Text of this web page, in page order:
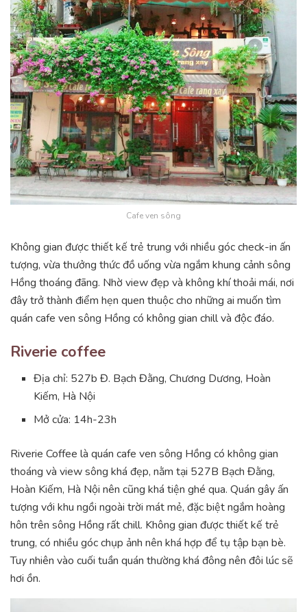
Cafe ven sông
Không gian được thiết kế trẻ trung với nhiều góc check-in ấn
tượng, vừa thưởng thức đồ uống vừa ngắm khung cảnh sông
Hồng thoáng đãng. Nhờ view đẹp và không khí thoải mái, nơi
đây trở thành điểm hẹn quen thuộc cho những ai muốn tìm
quán cafe ven sông Hồng có không gian chill và độc đáo.
Riverie coffee
Địa chỉ: 527b Đ. Bạch Đằng, Chương Dương, Hoàn
Kiếm, Hà Nội
Mở cửa: 14h-23h
Riverie Coffee là quán cafe ven sông Hồng có không gian
thoáng và view sông khá đẹp, nằm tại 527B Bạch Đằng,
Hoàn Kiếm, Hà Nội nên cũng khá tiện ghé qua. Quán gây ấn
tượng với khu ngồi ngoài trời mát mẻ, đặc biệt ngắm hoàng
hôn trên sông Hồng rất chill. Không gian được thiết kế trẻ
trung, có nhiều góc chụp ảnh nên khá hợp để tụ tập bạn bè.
Tuy nhiên vào cuối tuần quán thường khá đông nên đôi lúc sẽ
hơi ồn.